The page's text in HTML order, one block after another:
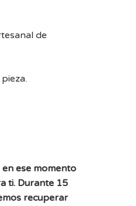
de
ese momento
ti. Durante 15
recuperar